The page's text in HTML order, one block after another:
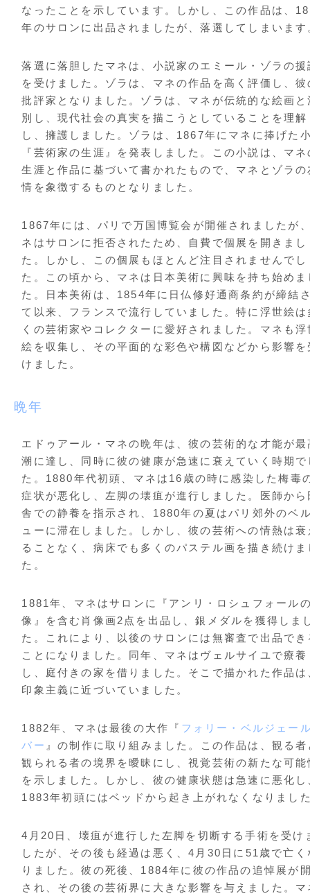
なったことを示しています。しかし、この作品は、
年のサロンに出品されましたが、落選してしまいます
落選に落胆したマネは、小説家のエミール・ゾラの援
を受けました。ゾラは、マネの作品を高く評価し、彼
批評家となりました。ゾラは、マネが伝統的な絵画と
別し、現代社会の真実を描こうとしていることを理解
し、擁護しました。ゾラは、1867年にマネに捧げた
『芸術家の生涯』を発表しました。この小説は、マネ
生涯と作品に基づいて書かれたもので、マネとゾラの
情を象徴するものとなりました。
1867年には、パリで万国博覧会が開催されましたが
ネはサロンに拒否されたため、自費で個展を開きまし
た。しかし、この個展もほとんど注目されませんでし
た。この頃から、マネは日本美術に興味を持ち始めま
た。日本美術は、1854年に日仏修好通商条約が締結
て以来、フランスで流行していました。特に浮世絵は
くの芸術家やコレクターに愛好されました。マネも浮
絵を収集し、その平面的な彩色や構図などから影響を
けました。
晩年
エドゥアール・マネの晩年は、彼の芸術的な才能が最
潮に達し、同時に彼の健康が急速に衰えていく時期で
た。1880年代初頭、マネは16歳の時に感染した梅毒
症状が悪化し、左脚の壊疽が進行しました。医師から
舎での静養を指示され、1880年の夏はパリ郊外のベ
ューに滞在しました。しかし、彼の芸術への情熱は衰
ることなく、病床でも多くのパステル画を描き続けま
た。
1881年、マネはサロンに『アンリ・ロシュフォール
像』を含む肖像画2点を出品し、銀メダルを獲得しま
た。これにより、以後のサロンには無審査で出品でき
ことになりました。同年、マネはヴェルサイユで療養
し、庭付きの家を借りました。そこで描かれた作品は
印象主義に近づいていました。
1882年、マネは最後の大作『 フォリー・ベルジェー
バー 』の制作に取り組みました。この作品は、観る者
観られる者の境界を曖昧にし、視覚芸術の新たな可能
を示しました。しかし、彼の健康状態は急速に悪化し
1883年初頭にはベッドから起き上がれなくなりまし
4月20日、壊疽が進行した左脚を切断する手術を受け
したが、その後も経過は悪く、4月30日に51歳で亡く
りました。彼の死後、1884年に彼の作品の追悼展が
され、その後の芸術界に大きな影響を与えました。マ